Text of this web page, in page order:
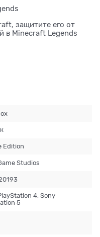
защитите его от
в Minecraft Legends
Edition
Studios
4, Sony
5